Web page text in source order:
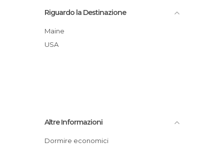
Riguardo la Destinazione
Maine
USA
Altre Informazioni
Dormire economici